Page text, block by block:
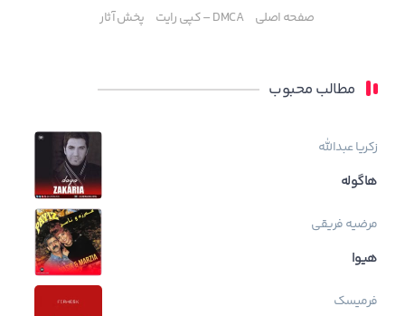
صفحه اصلی DMCA – کپی رایت پخش آثار
مطالب محبوب
زکریا عبدالله
هاگوله
مرضیه فریقی
هیوا
فرمیسک